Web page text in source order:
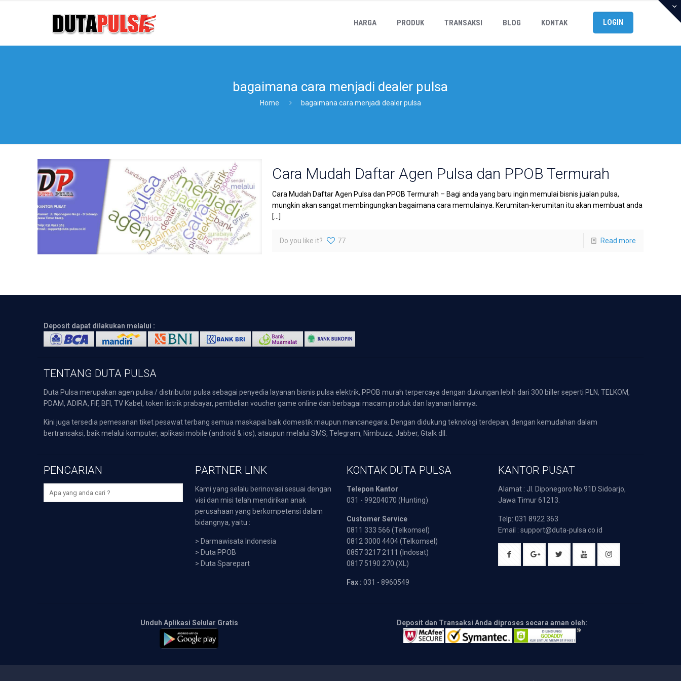
HARGA PRODUK TRANSAKSI BLOG KONTAK LOGIN
bagaimana cara menjadi dealer pulsa
Home bagaimana cara menjadi dealer pulsa
Cara Mudah Daftar Agen Pulsa dan PPOB Termurah
Cara Mudah Daftar Agen Pulsa dan PPOB Termurah – Bagi anda yang baru ingin memulai bisnis jualan pulsa,
mungkin akan sangat membingungkan bagaimana cara memulainya. Kerumitan-kerumitan itu akan membuat anda
[…]
Do you like it? 77 Read more
Deposit dapat dilakukan melalui :
TENTANG DUTA PULSA
Duta Pulsa merupakan agen pulsa / distributor pulsa sebagai penyedia layanan bisnis pulsa elektrik, PPOB murah terpercaya dengan dukungan lebih dari 300 biller seperti PLN, TELKOM,
PDAM, ADIRA, FIF, BFI, TV Kabel, token listrik prabayar, pembelian voucher game online dan berbagai macam produk dan layanan lainnya.
Kini juga tersedia pemesanan tiket pesawat terbang semua maskapai baik domestik maupun mancanegara. Dengan didukung teknologi terdepan, dengan kemudahan dalam
bertransaksi, baik melalui komputer, aplikasi mobile (android & ios), ataupun melalui SMS, Telegram, Nimbuzz, Jabber, Gtalk dll.
PENCARIAN PARTNER LINK
Kami yang selalu berinovasi sesuai dengan
visi dan misi telah mendirikan anak
perusahaan yang berkompetensi dalam
bidangnya, yaitu :
> Darmawisata Indonesia
> Duta PPOB
> Duta Sparepart
KONTAK DUTA PULSA
Telepon Kantor
031 - 99204070 (Hunting)
Customer Service
0811 333 566 (Telkomsel)
0812 3000 4404 (Telkomsel)
0857 3217 2111 (Indosat)
0817 5190 270 (XL)
Fax : 031 - 8960549
KANTOR PUSAT
Alamat : Jl. Diponegoro No.91D Sidoarjo,
Jawa Timur 61213.
Telp: 031 8922 363
Email : support@duta-pulsa.co.id
Unduh Aplikasi Selular Gratis Deposit dan Transaksi Anda diproses secara aman oleh: